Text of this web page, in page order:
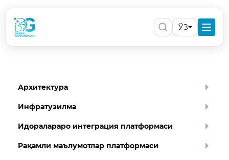
ЎЗ
Архитектура
Инфратузилма
Идоралараро интеграция платформаси
Рақамли маълумотлар платформаси